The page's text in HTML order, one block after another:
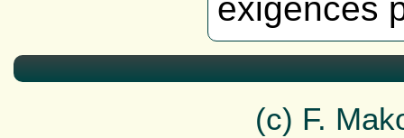
exigences
(c) F.